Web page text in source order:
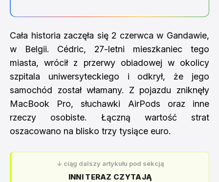
Cała historia zaczęła się 2 czerwca w Gandawie,
w Belgii. Cédric, 27-letni mieszkaniec tego
miasta, wrócił z przerwy obiadowej w okolicy
szpitala uniwersyteckiego i odkrył, że jego
samochód został włamany. Z pojazdu zniknęły
MacBook Pro, słuchawki AirPods oraz inne
rzeczy osobiste. Łączną wartość strat
oszacowano na blisko trzy tysiące euro.
↓ ciąg dalszy artykułu pod sekcją
INNI TERAZ CZYTAJĄ